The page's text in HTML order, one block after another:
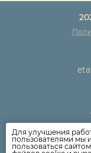
Для улучшения
пользователями мы
пользоваться